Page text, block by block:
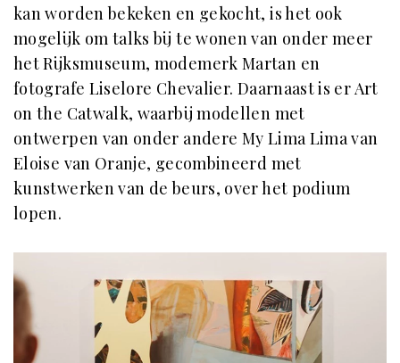
kan worden bekeken en gekocht, is het ook
mogelijk om talks bij te wonen van onder meer
het Rijksmuseum, modemerk Martan en
fotografe Liselore Chevalier. Daarnaast is er Art
on the Catwalk, waarbij modellen met
ontwerpen van onder andere My Lima Lima van
Eloise van Oranje, gecombineerd met
kunstwerken van de beurs, over het podium
lopen.